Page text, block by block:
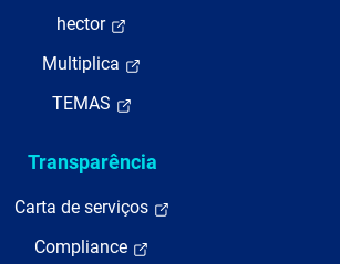
hector
Multiplica
TEMAS
Transparência
Carta de serviços
Compliance